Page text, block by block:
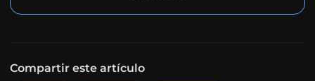
Compartir este artículo